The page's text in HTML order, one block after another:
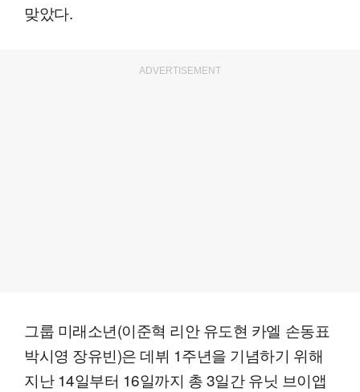
맞았다.
ADVERTISEMENT
그룹 미래소년(이준혁 리안 유도현 카엘 손동표
박시영 장유빈)은 데뷔 1주년을 기념하기 위해
지난 14일부터 16일까지 총 3일간 유닛 브이앱